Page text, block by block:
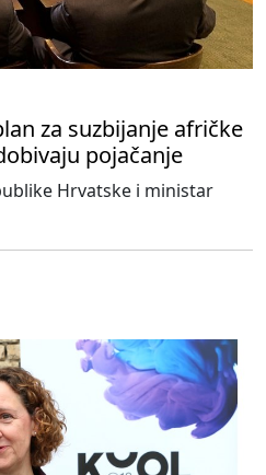
za suzbijanje afričke
pojačanje
Hrvatske i ministar